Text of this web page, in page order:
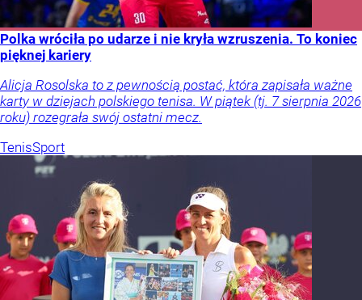
Polka wróciła po udarze i nie kryła wzruszenia. To koniec
pięknej kariery
Alicja Rosolska to z pewnością postać, która zapisała ważne
karty w dziejach polskiego tenisa. W piątek (tj. 7 sierpnia 2026
roku) rozegrała swój ostatni mecz.
TenisSport